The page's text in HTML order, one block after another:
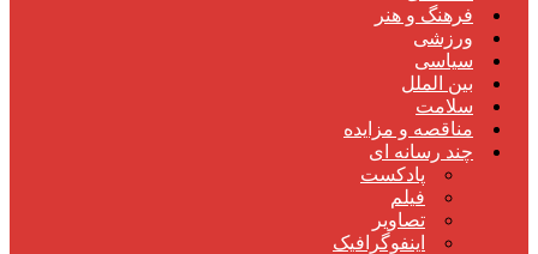
فرهنگ و هنر
ورزشی
سیاسی
بین الملل
سلامت
مناقصه و مزایده
چند رسانه ای
پادکست
فیلم
تصاویر
اینفوگرافیک